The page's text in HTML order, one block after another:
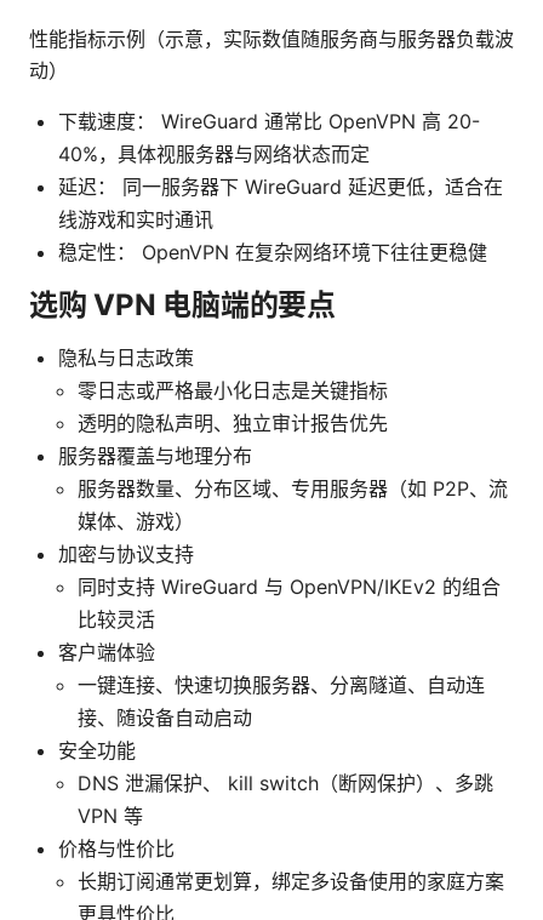
性能指标示例（示意，实际数值随服务商与服务器负载波
动）
下载速度： WireGuard 通常比 OpenVPN 高 20-
40%，具体视服务器与网络状态而定
延迟： 同一服务器下 WireGuard 延迟更低，适合在
线游戏和实时通讯
稳定性： OpenVPN 在复杂网络环境下往往更稳健
选购 VPN 电脑端的要点
隐私与日志政策
零日志或严格最小化日志是关键指标
透明的隐私声明、独立审计报告优先
服务器覆盖与地理分布
服务器数量、分布区域、专用服务器（如 P2P、流
媒体、游戏）
加密与协议支持
同时支持 WireGuard 与 OpenVPN/IKEv2 的组合
比较灵活
客户端体验
一键连接、快速切换服务器、分离隧道、自动连
接、随设备自动启动
安全功能
DNS 泄漏保护、 kill switch（断网保护）、多跳
VPN 等
价格与性价比
长期订阅通常更划算，绑定多设备使用的家庭方案
更具性价比